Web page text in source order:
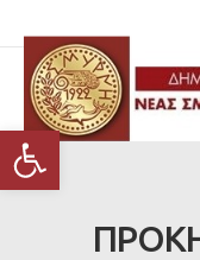
Ανοίξτε τη γραμμή εργαλείων